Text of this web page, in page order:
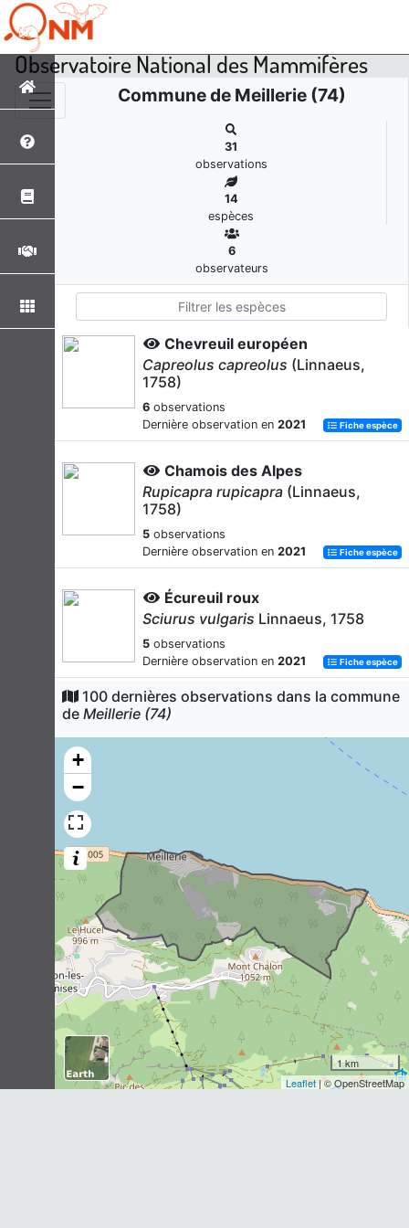
Observatoire National des Mammifères
Commune de Meillerie (74)
31
observations
14
espèces
6
observateurs
Chevreuil européen
Capreolus capreolus (Linnaeus,
1758)
6 observations
Dernière observation en 2021 Fiche espèce
Chamois des Alpes
Rupicapra rupicapra (Linnaeus,
1758)
5 observations
Dernière observation en 2021 Fiche espèce
Écureuil roux
Sciurus vulgaris Linnaeus, 1758
5 observations
Dernière observation en 2021 Fiche espèce
Pipistrelle commune
Fiche espèce
Meles meles
observations
Dernière observation en
Fiche espèce
Cerf élaphe
Cervus elaphusLinnaeus, 1758
2observations
Dernière observation en2016 Fiche espèce
Lièvre d'Europe
Lepus europaeusPallas, 1778
100 dernières observations dans la commune
de Meillerie (74)
+
−
1 km
Leaflet| © OpenStreetMap